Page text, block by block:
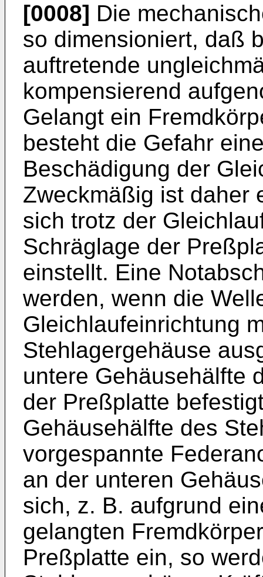
[0008] Die
so dimensioniert, daß
auftretende
kompensierend
Gelangt ein
besteht die Gefahr
Beschädigung der
Zweckmäßig ist daher
sich trotz der
Schräglage der
einstellt. Eine
werden, wenn die
Gleichlaufeinrichtung
Stehlagergehäuse
untere Gehäusehälfte
der Preßplatte
Gehäusehälfte des
vorgespannte
an der unteren
sich, z. B. aufgrund
gelangten
Preßplatte ein, so